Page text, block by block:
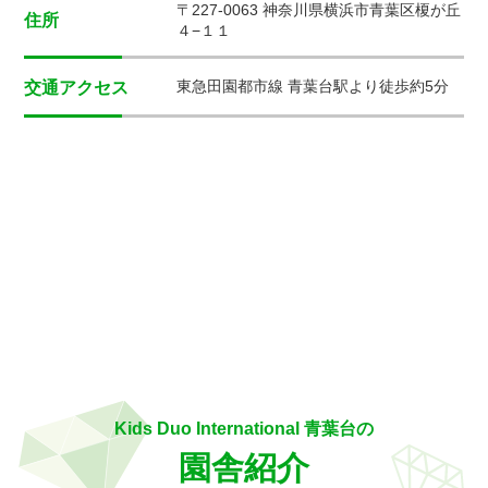
住所
〒227-0063 神奈川県横浜市青葉区榎が丘
４−１１
交通アクセス 東急田園都市線 青葉台駅より徒歩約5分
Kids Duo International 青葉台の
園舎紹介